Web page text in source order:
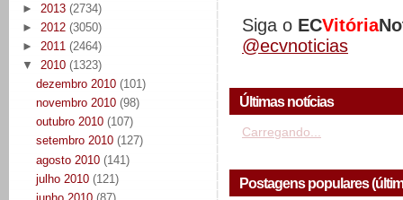
► 2013 (2734)
► 2012 (3050)
► 2011 (2464)
▼ 2010 (1323)
dezembro 2010 (101)
novembro 2010 (98)
outubro 2010 (107)
setembro 2010 (127)
agosto 2010 (141)
julho 2010 (121)
Siga o ECVitória
@ecvnoticias
Últimas notícias
Carregando...
Postagens populares